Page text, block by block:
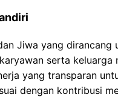
Jiwa yang dirancang
serta keluarga
yang transparan
dengan kontribusi